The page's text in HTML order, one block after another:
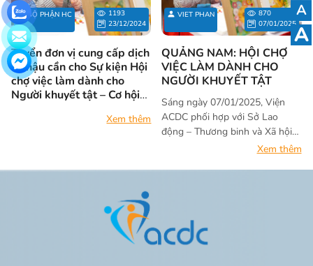
BỘ PHẬN HC
1193
23/12/2024
Tuyển đơn vị cung cấp dịch
vụ hậu cần cho Sự kiện Hội
chợ việc làm dành cho
Người khuyết tật – Cơ hội
Xem thêm
VIET PHAN
870
07/01/2025
QUẢNG NAM: HỘI CHỢ
VIỆC LÀM DÀNH CHO
NGƯỜI KHUYẾT TẬT
Sáng ngày 07/01/2025, Viện
ACDC phối hợp với Sở Lao
động – Thương binh và Xã hội
tỉnh Quảng Nam tổ chức Hội
đặc biệt như vậy được tổ chức
tại địa phương, thu hút sự tham
gia đông đảo của cộng đồng và
Xem thêm
A
A